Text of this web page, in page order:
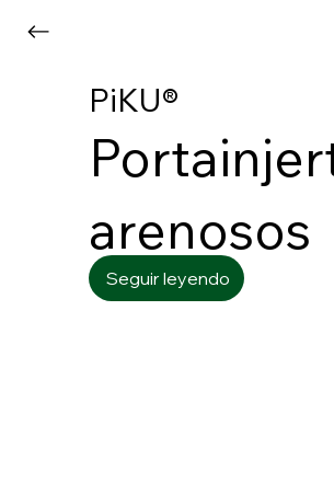
PiKU®
arenosos
Seguir leyendo